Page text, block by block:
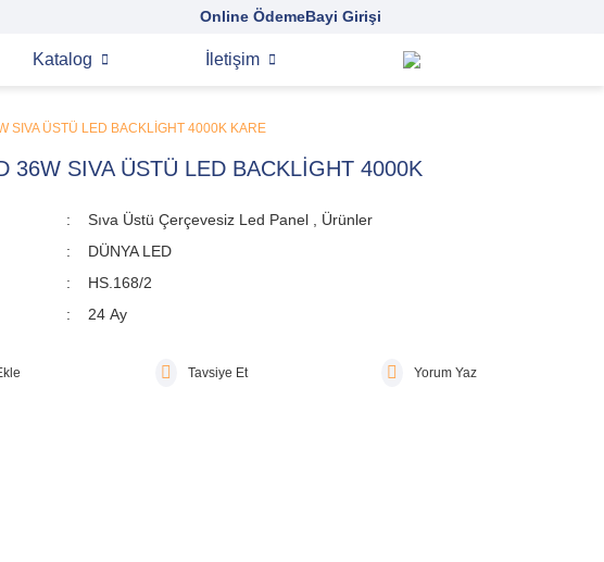
Online ÖdemeBayi Girişi
Katalog İletişim
SIVA ÜSTÜ LED BACKLİGHT 4000K KARE
36W SIVA ÜSTÜ LED BACKLİGHT 4000K
Sıva Üstü Çerçevesiz Led Panel
Ürünler
DÜNYA LED
HS.168/2
24 Ay
Tavsiye Et Yorum Yaz